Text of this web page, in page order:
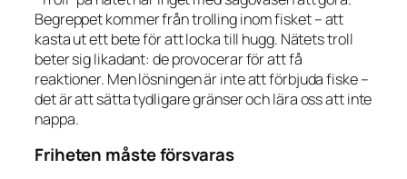
Begreppet kommer fråntrollinginom fisket – att
kasta ut ett bete för att locka till hugg. Nätets troll
beter sig likadant: de provocerar för att få
reaktioner. Men lösningen är inte att förbjuda fiske –
det är att sätta tydligare gränser och lära oss att inte
nappa.
Friheten måste försvaras